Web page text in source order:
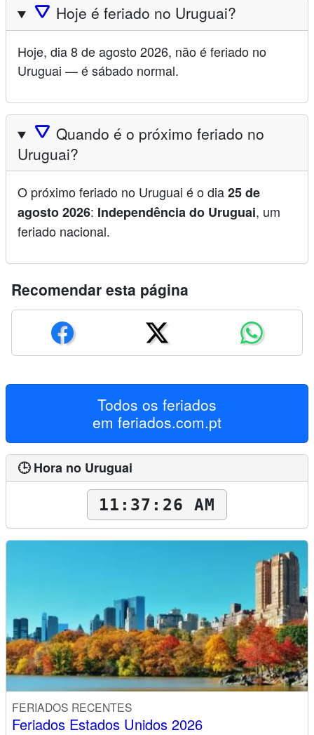
🛆 Hoje é feriado no Uruguai?
Hoje, dia 8 de agosto 2026, não é feriado no
Uruguai — é sábado normal.
🛆 Quando é o próximo feriado no
Uruguai?
O próximo feriado no Uruguai é o dia25 de
agosto 2026: Independência do Uruguai, um
feriado nacional.
Recomendar esta página
Todos os feriados
em feriados.com.pt
🕒 Hora no Uruguai
11:37:27 AM
FERIADOS RECENTES
Feriados Estados Unidos 2026